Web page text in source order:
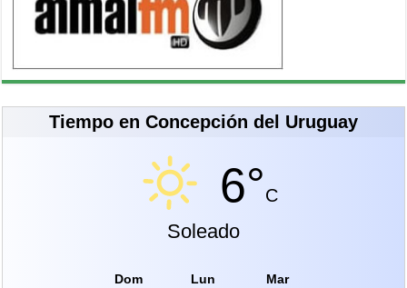
Tiempo en Concepción del Uruguay
6°C
Soleado
Dom Lun Mar